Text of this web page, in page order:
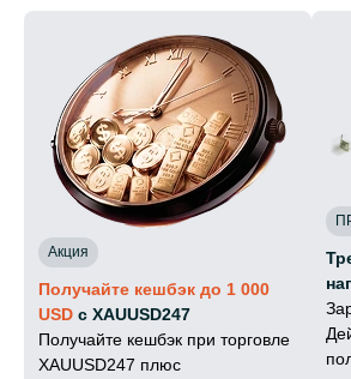
Акция
Получайте кешбэк до 1 000
USD с XAUUSD247
Получайте кешбэк при торговле
XAUUSD247 плюс